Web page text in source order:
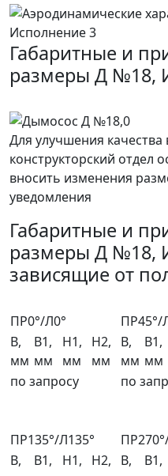
Габаритные и
размеры Д №18,
Для улучшения
конструкторский отдел
вносить изменения
уведомления
Габаритные и
размеры Д №18,
зависящие от
ПР0°/Л0° ПР45°/
B,
мм
B1,
мм
H1,
мм
H2,
мм
B,
мм
B1,
мм
по запросу
по
ПР135°/Л135°
B,
B1,
H1,
H2,
B,
B1,